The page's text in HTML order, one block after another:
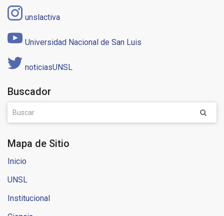
unslactiva
Universidad Nacional de San Luis
noticiasUNSL
Buscador
Mapa de Sitio
Inicio
UNSL
Institucional